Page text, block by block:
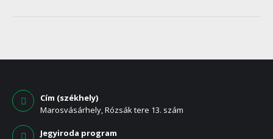
Cím (székhely)
Marosvásárhely, Rózsák tere 13. szám
Jegyiroda program